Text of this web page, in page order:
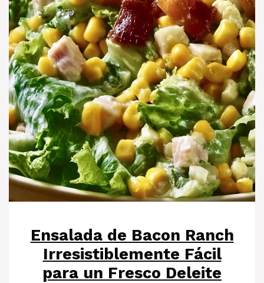
Ensalada de Bacon Ranch
Irresistiblemente Fácil
para un Fresco Deleite